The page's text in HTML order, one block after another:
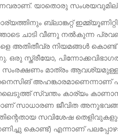
യാതൊരു
ബ്ലാങ്കറ്റ് ഇമ്മ്യൂണിറ്റി
ചാടി വീണു നൽകുന്ന
അതിതീവ്ര നിയമങ്ങൾ കൊണ്ട്
ഒരു സ്ത്രീയോ,
സംരക്ഷണം മാത്രം
അഹങ്കാരമാണെന്നാണ്
സ്വന്തം കാര്യം
സാധാരണ ജീവിത
സവിശേഷ
കൊണ്ട്) എന്നാണ്